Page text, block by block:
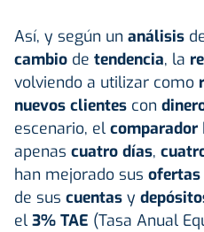
Así, y según un análisis
cambio de tendencia, la
volviendo a utilizar como
nuevos clientes con
escenario, el comparador
apenas cuatro días,
han mejorado sus ofertas
de sus cuentas y
el 3% TAE (Tasa Anual